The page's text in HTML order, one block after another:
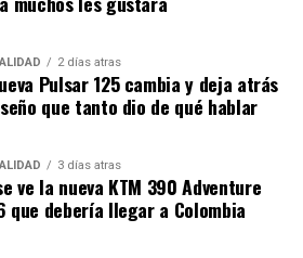
2 días atras
Pulsar 125 cambia y deja atrás
que tanto dio de qué hablar
3 días atras
ve la nueva KTM 390 Adventure
que debería llegar a Colombia